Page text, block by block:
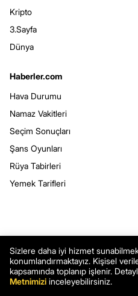
Kripto
3.Sayfa
Dünya
Haberler.com
Hava Durumu
Namaz Vakitleri
Seçim Sonuçları
Şans Oyunları
Rüya Tabirleri
Yemek Tarifleri
BİZİ TAKİP EDİN
Sizlere daha iyi hizmet
konumlandırmaktayız. Kişisel
kapsamında toplanıp işlenir.
Metnimizi inceleyebilirsiniz.